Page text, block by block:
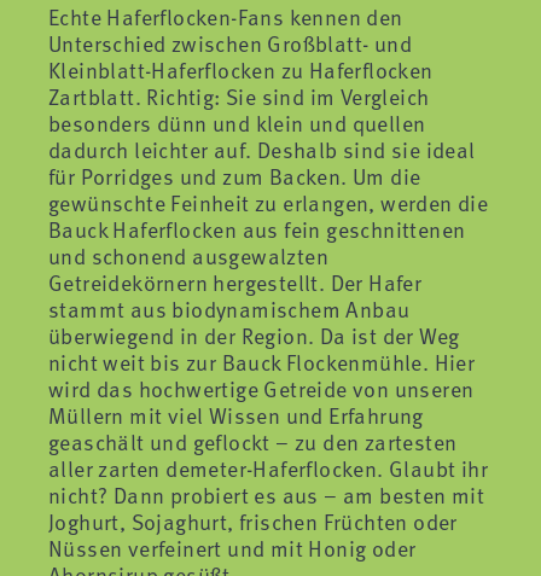
Echte Haferflocken-Fans kennen den
Unterschied zwischen Großblatt- und
Kleinblatt-Haferflocken zu Haferflocken
Zartblatt. Richtig: Sie sind im Vergleich
besonders dünn und klein und quellen
dadurch leichter auf. Deshalb sind sie ideal
für Porridges und zum Backen. Um die
gewünschte Feinheit zu erlangen, werden die
Bauck Haferflocken aus fein geschnittenen
und schonend ausgewalzten
Getreidekörnern hergestellt. Der Hafer
stammt aus biodynamischem Anbau
überwiegend in der Region. Da ist der Weg
nicht weit bis zur Bauck Flockenmühle. Hier
wird das hochwertige Getreide von unseren
Müllern mit viel Wissen und Erfahrung
geaschält und geflockt – zu den zartesten
aller zarten demeter-Haferflocken. Glaubt ihr
nicht? Dann probiert es aus – am besten mit
Joghurt, Sojaghurt, frischen Früchten oder
Nüssen verfeinert und mit Honig oder